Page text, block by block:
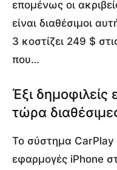
επομένως οι
είναι διαθέσιμοι
3 κοστίζει 249 $
που…
Έξι
τώρα
Το σύστημα CarPlay
εφαρμογές iPhone